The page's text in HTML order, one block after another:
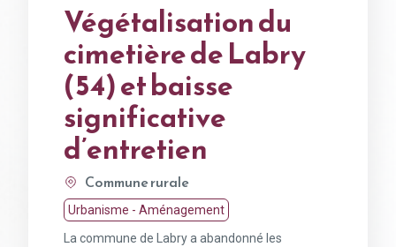
Végétalisation du
cimetière de Labry
(54) et baisse
significative
d’entretien
Commune rurale
Urbanisme - Aménagement
La commune de Labry a abandonné les